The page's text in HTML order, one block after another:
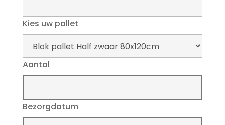
Kies uw pallet
Aantal
Bezorgdatum